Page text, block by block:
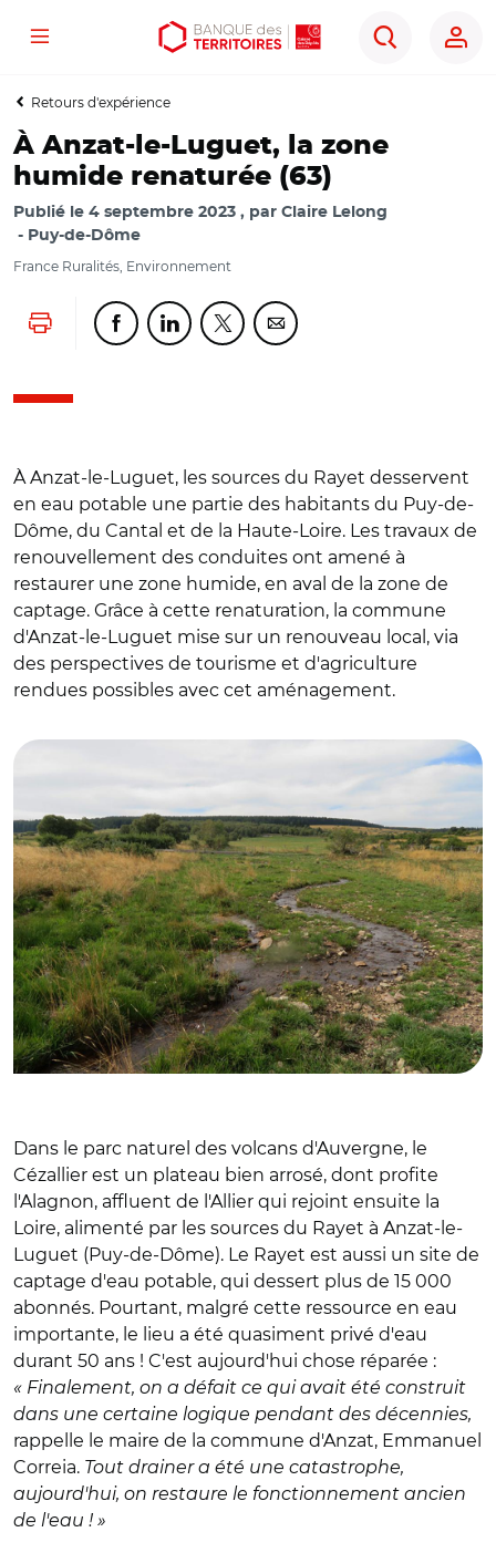
Aller
contenu
Aller
menu
Ouvrir
outils
Menu
Rechercher
Retours d'expérience
À Anzat-le-Luguet, la zone
humide renaturée (63)
Publié le 4 septembre 2023 par Claire Lelong
Puy-de-Dôme
France Ruralités, Environnement
Lancer l'impressionPartager cette page sur Facebook
Partager cette page sur Linkedin
Partager cette page sur Twitter
Partager cette page sur
À Anzat-le-Luguet, les sources du Rayet desservent
en eau potable une partie des habitants du Puy-de-
Dôme, du Cantal et de la Haute-Loire. Les travaux de
renouvellement des conduites ont amené à
restaurer une zone humide, en aval de la zone de
captage. Grâce à cette renaturation, la commune
d'Anzat-le-Luguet mise sur un renouveau local, via
des perspectives de tourisme et d'agriculture
rendues possibles avec cet aménagement.
Dans le parc naturel des volcans d'Auvergne, le
Cézallier est un plateau bien arrosé, dont profite
l'Alagnon, affluent de l'Allier qui rejoint ensuite la
Loire, alimenté par les sources du Rayet à Anzat-le-
Luguet (Puy-de-Dôme). Le Rayet est aussi un site de
captage d'eau potable, qui dessert plus de 15 000
abonnés. Pourtant, malgré cette ressource en eau
importante, le lieu a été quasiment privé d'eau
durant 50 ans ! C'est aujourd'hui chose réparée :
« Finalement, on a défait ce qui avait été construit
dans une certaine logique pendant des décennies,
rappelle le maire de la commune d'Anzat, Emmanuel
Correia. Tout drainer a été une catastrophe,
aujourd'hui, on restaure le fonctionnement ancien
de l'eau ! »